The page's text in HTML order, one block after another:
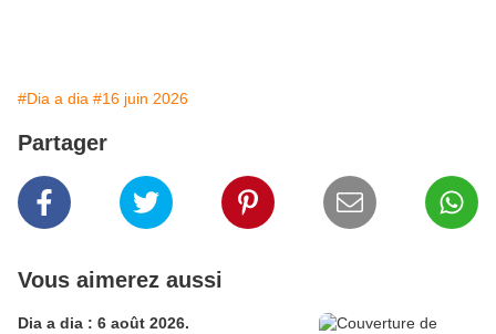
#Dia a dia #16 juin 2026
Partager
Vous aimerez aussi
Dia a dia : 6 août 2026.